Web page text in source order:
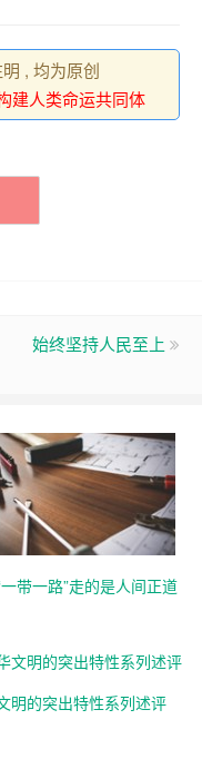
, 均为原创
建人类命运共同体
始终坚持人民至上
带一路”走的是人间正道
明的突出特性系列述评